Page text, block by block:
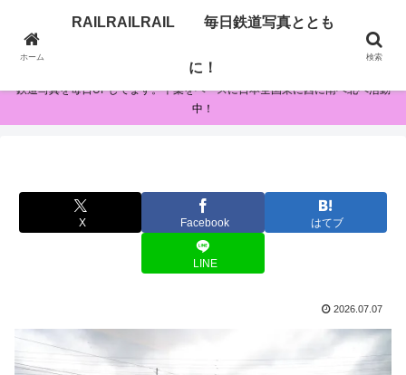
RAILRAILRAIL 毎日鉄道写真とともに！
鉄道写真を毎日UPしてます。千葉をベースに日本全国東に西に南へ北へ活動
中！
X Facebook はてブ
LINE
2026.07.07
ホーム
RAILRAILRAIL 毎日鉄道写真ととも
に！
検索